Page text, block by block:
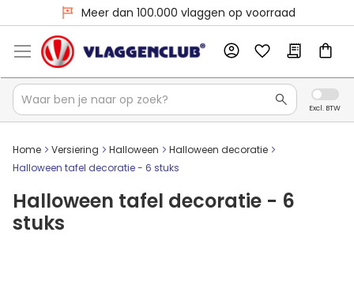
Meer dan 100.000 vlaggen op voorraad
Home Versiering Halloween
Halloween decoratie
Halloween tafel decoratie - 6 stuks
Halloween tafel decoratie - 6
stuks